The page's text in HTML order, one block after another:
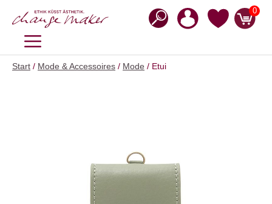
Inhalt
0
MENÜ
Start / Mode & Accessoires / Mode / Etui